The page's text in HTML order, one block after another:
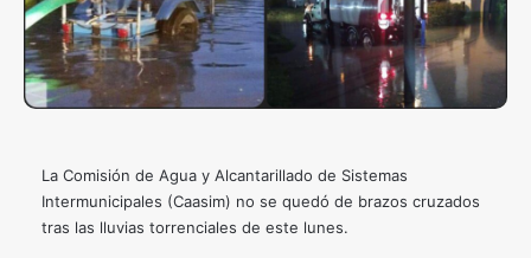
La Comisión de Agua y Alcantarillado de Sistemas
Intermunicipales (Caasim) no se quedó de brazos cruzados
tras las lluvias torrenciales de este lunes.